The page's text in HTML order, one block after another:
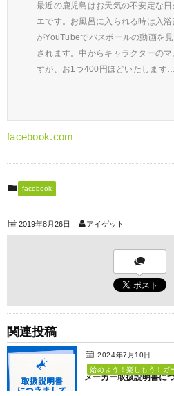
最近の鹿児島はお天気の不安定な
エです。お風呂に入られる時は入
がYouTubeでバスボールの動画を
されます。中からキャラクターの
すが、お1つ400円ほどいたします…
facebook.com
facebook
2019年8月26日 アイゲット
関連投稿
2024年7月10日
始めよう！楽しもう！ガ
メーカー取扱説明書に